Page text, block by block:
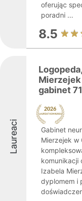
oferując
poradni ...
8.5
Laureaci
gabinet
Gabinet
Mierzejek w
komunikacji
Izabela
dyplomem i